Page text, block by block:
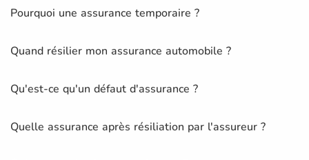
Pourquoi une assurance temporaire ?
Quand résilier mon assurance automobile ?
Qu'est-ce qu'un défaut d'assurance ?
Quelle assurance après résiliation par l'assureur ?